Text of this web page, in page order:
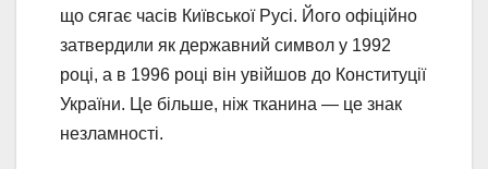
що сягає часів Київської Русі. Його офіційно
затвердили як державний символ у 1992
році, а в 1996 році він увійшов до Конституції
України. Це більше, ніж тканина — це знак
незламності.